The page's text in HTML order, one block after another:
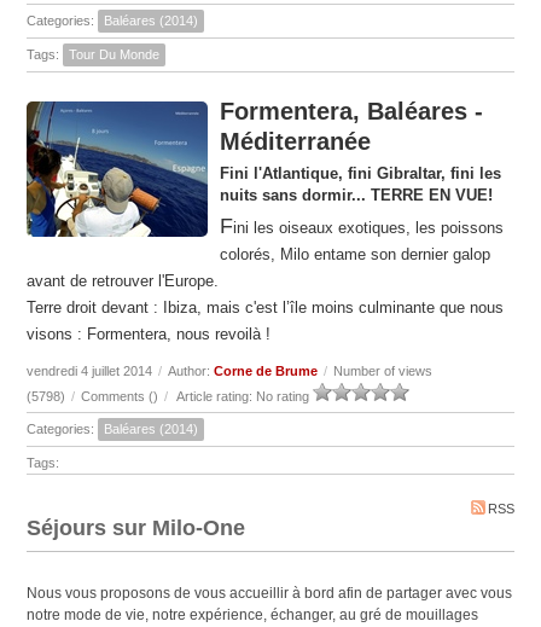
Categories: Baléares (2014)
Tags: Tour Du Monde
Formentera, Baléares -
Méditerranée
Fini l'Atlantique, fini Gibraltar, fini les
nuits sans dormir... TERRE EN VUE!
Fini les oiseaux exotiques, les poissons
colorés, Milo entame son dernier galop
avant de retrouver l'Europe.
Terre droit devant : Ibiza, mais c'est l’île moins culminante que nous
visons : Formentera, nous revoilà !
vendredi 4 juillet 2014 / Author:Corne de Brume / Number of views
(5798) / Comments () / Article rating: No rating
Categories: Baléares (2014)
Tags:
RSS
Séjours sur Milo-One
Nous vous proposons de vous accueillir à bord afin de partager avec vous
notre mode de vie, notre expérience, échanger, au gré de mouillages